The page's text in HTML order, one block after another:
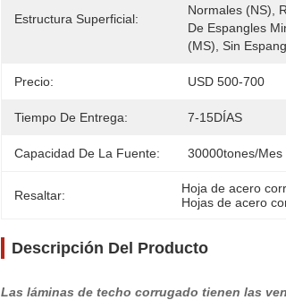
Estructura Superficial:
Normales (NS),
De Espangles
(MS), Sin
Precio: USD 500-700
Tiempo De Entrega: 7-15DÍAS
Capacidad De La Fuente: 30000tones/mes
Resaltar: Hoja de acero
Hojas de acero
Descripción Del Producto
Las láminas de techo corrugado tienen las